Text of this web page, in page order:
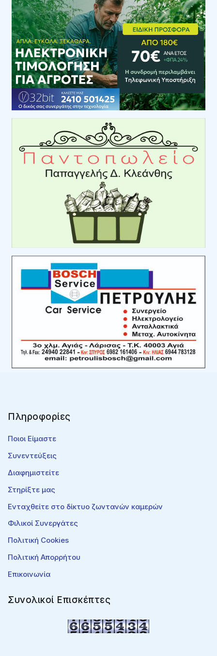
Πληροφορίες
Ποιοι Είμαστε
Συνεντεύξεις
Διαφημιστείτε
Στηρίξτε μας
Ενταχθείτε στο δίκτυο ζωντανών καμερών
Φιλικοί Συνεργάτες
Πολιτική Cookies
Πολιτική Απορρήτου
Επικοινωνία
Συνολικοί Επισκέπτες